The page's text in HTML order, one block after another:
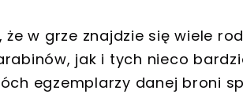
że w grze znajdzie się wiele
jak i tych nieco
egzemplarzy danej broni